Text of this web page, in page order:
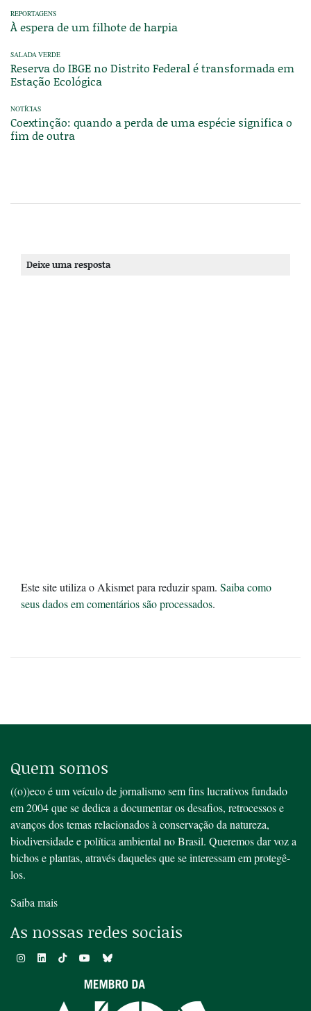
REPORTAGENS
À espera de um filhote de harpia
SALADA VERDE
Reserva do IBGE no Distrito Federal é transformada em
Estação Ecológica
NOTÍCIAS
Coextinção: quando a perda de uma espécie significa o
fim de outra
Deixe uma resposta
Este site utiliza o Akismet para reduzir spam. Saiba como
seus dados em comentários são processados.
Quem somos
((o))eco é um veículo de jornalismo sem fins lucrativos fundado
em 2004 que se dedica a documentar os desafios, retrocessos e
avanços dos temas relacionados à conservação da natureza,
biodiversidade e política ambiental no Brasil. Queremos dar voz a
bichos e plantas, através daqueles que se interessam em protegê-
los.
Saiba mais
As nossas redes sociais